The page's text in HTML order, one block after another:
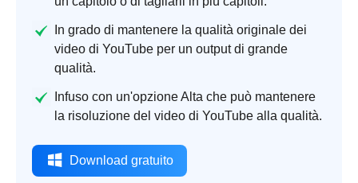
In grado di mantenere la qualità originale dei
video di YouTube per un output di grande
qualità.
Infuso con un'opzione Alta che può mantenere
la risoluzione del video di YouTube alla qualità.
Download gratuito